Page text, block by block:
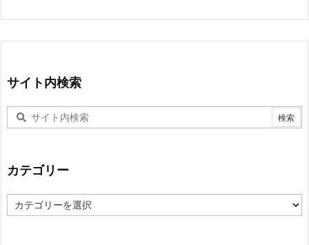
サイト内検索
カテゴリー
テ